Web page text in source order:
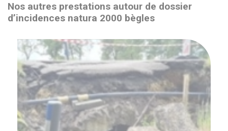
Nos autres prestations autour de dossier
d’incidences natura 2000 bègles